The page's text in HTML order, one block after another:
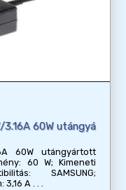
60W utángyá
60W utángyártott
60 W; Kimeneti
SAMSUNG;
3,16 A